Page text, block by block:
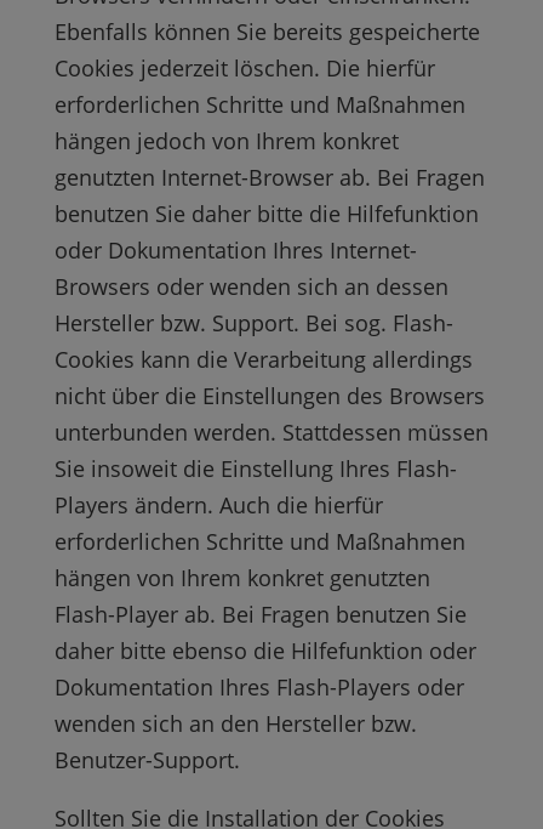
Ebenfalls können Sie bereits gespeicherte
Cookies jederzeit löschen. Die hierfür
erforderlichen Schritte und Maßnahmen
hängen jedoch von Ihrem konkret
genutzten Internet-Browser ab. Bei Fragen
benutzen Sie daher bitte die Hilfefunktion
oder Dokumentation Ihres Internet-
Browsers oder wenden sich an dessen
Hersteller bzw. Support. Bei sog. Flash-
Cookies kann die Verarbeitung allerdings
nicht über die Einstellungen des Browsers
unterbunden werden. Stattdessen müssen
Sie insoweit die Einstellung Ihres Flash-
Players ändern. Auch die hierfür
erforderlichen Schritte und Maßnahmen
hängen von Ihrem konkret genutzten
Flash-Player ab. Bei Fragen benutzen Sie
daher bitte ebenso die Hilfefunktion oder
Dokumentation Ihres Flash-Players oder
wenden sich an den Hersteller bzw.
Benutzer-Support.
Sollten Sie die Installation der Cookies